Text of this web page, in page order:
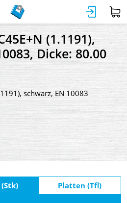
(1.1191),
Dicke: 80.00
schwarz, EN 10083
Platten (Tfl)